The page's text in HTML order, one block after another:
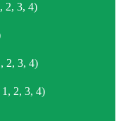
2, 3, 4)
2, 3, 4)
2, 3, 4)